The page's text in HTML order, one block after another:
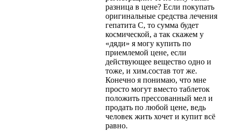
разница в цене? Если покупать
оригинальные средства лечения
гепатита С, то сумма будет
космической, а так скажем у
«дяди» я могу купить по
приемлемой цене, если
действующее вещество одно и
тоже, и хим.состав тот же.
Конечно я понимаю, что мне
просто могут вместо таблеток
положить прессованный мел и
продать по любой цене, ведь
человек жить хочет и купит всё
равно.